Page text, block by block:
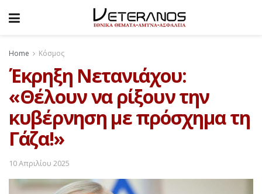
Home Κόσμος
Έκρηξη Νετανιάχου:
«Θέλουν να ρίξουν την
κυβέρνηση με πρόσχημα τη
Γάζα!»
10 Απριλίου 2025